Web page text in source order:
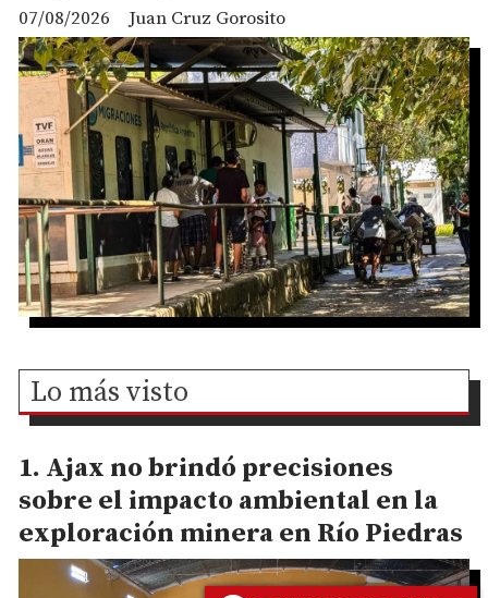
Juan Cruz Gorosito
07/08/2026
Lo más visto
Ajax no brindó precisiones
sobre el impacto ambiental en la
exploración minera en Río Piedras